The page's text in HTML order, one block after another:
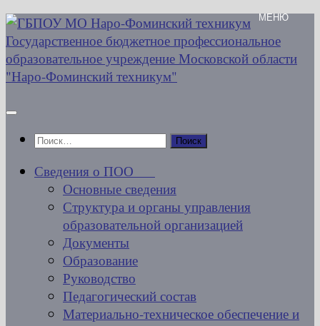
Перейти
к
содержимому
Найти:
Сведения о ПОО
Основные сведения
Структура и органы управления
образовательной организацией
Документы
Образование
Руководство
Педагогический состав
Материально-техническое обеспечение и